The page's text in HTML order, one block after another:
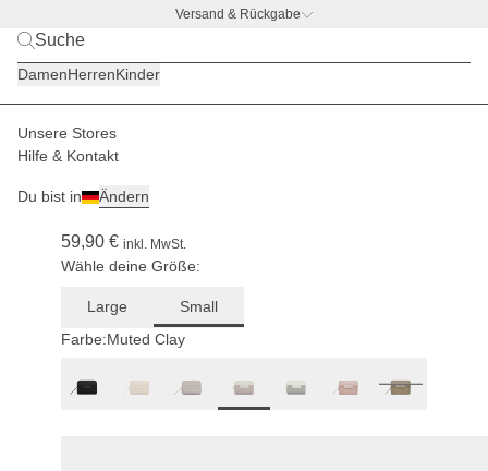
Versand & Rückgabe
DamenHerrenKinder
Unsere Stores
Hilfe & Kontakt
Du bist in Ändern
Damen Accessoires
59,90 € inkl. MwSt.
Wähle deine Größe:
Large
Small
Farbe:Muted Clay